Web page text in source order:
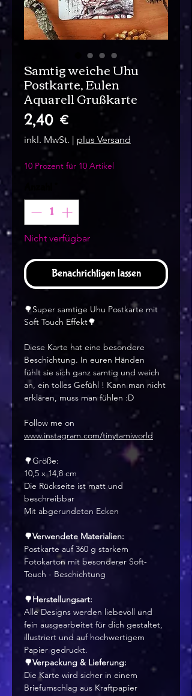
Samtig weiche Uhu
Postkarte, Eulen
Aquarell Grußkarte
2,40 €Preis
inkl. MwSt. | plus Versand
10 Prozent für 10 Artikel
Nicht verfügbar
Benachrichtigen lassen
🌳Super samtige Uhu Postkarte mit
Soft Touch Effekt🌳
Diese Karte hat eine besondere
Beschichtung. In euren Händen
fühlt sie sich ganz samtig und weich
an, ein tolles Gefühl ! Kann man nicht
erklären, muss man fühlen :D
Follow me on
www.instagram.com/tinytamiworld
🌳Größe:
10,5 x 14,8 cm
Die Rückseite ist matt und
beschreibbar
Mit abgerundeten Ecken
🌳Verwendete Materialien:
Postkarte auf 360 g starkem
Fotokarton mit besonderer Soft-
Touch - Beschichtung
🌳Herstellungsart:
Alle Designs werden liebevoll und
fein ausgearbeitet für dich gestaltet,
illustriert und auf hochwertigem
Papier gedruckt.
🌳Verpackung & Lieferung:
Die Karte wird sicher in einem
Briefumschlag aus Kraftpapier